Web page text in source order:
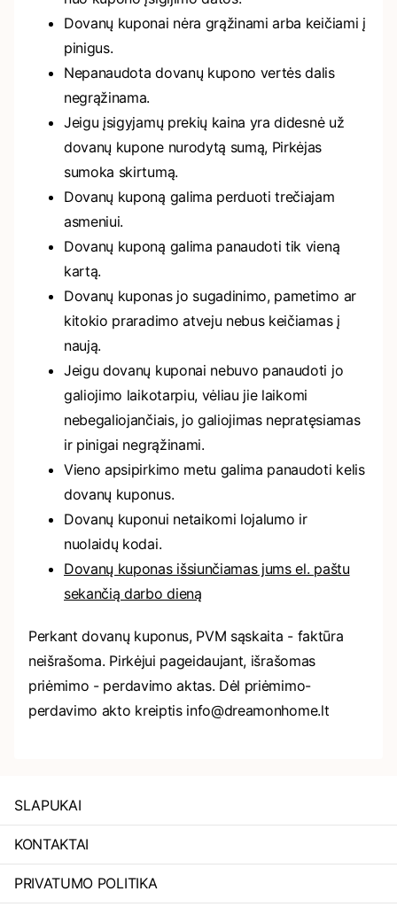
Dovanų kuponai nėra grąžinami arba keičiami į
pinigus.
Nepanaudota dovanų kupono vertės dalis
negrąžinama.
Jeigu įsigyjamų prekių kaina yra didesnė už
dovanų kupone nurodytą sumą, Pirkėjas
sumoka skirtumą.
Dovanų kuponą galima perduoti trečiajam
asmeniui.
Dovanų kuponą galima panaudoti tik vieną
kartą.
Dovanų kuponas jo sugadinimo, pametimo ar
kitokio praradimo atveju nebus keičiamas į
naują.
Jeigu dovanų kuponai nebuvo panaudoti jo
galiojimo laikotarpiu, vėliau jie laikomi
nebegaliojančiais, jo galiojimas nepratęsiamas
ir pinigai negrąžinami.
Vieno apsipirkimo metu galima panaudoti kelis
dovanų kuponus.
Dovanų kuponui netaikomi lojalumo ir
nuolaidų kodai.
Dovanų kuponas išsiunčiamas jums el. paštu
sekančią darbo dieną
Perkant dovanų kuponus, PVM sąskaita - faktūra
neišrašoma. Pirkėjui pageidaujant, išrašomas
priėmimo - perdavimo aktas. Dėl priėmimo-
perdavimo akto kreiptis info@dreamonhome.lt
SLAPUKAI
KONTAKTAI
PRIVATUMO POLITIKA